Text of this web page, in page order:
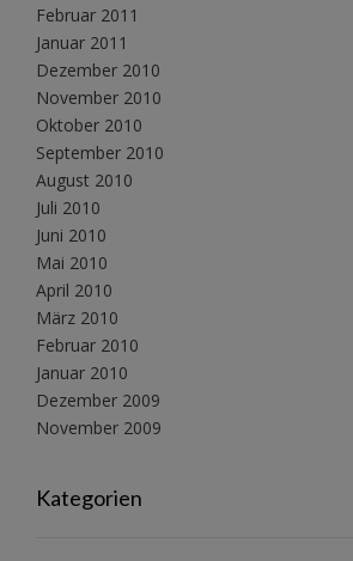
Februar 2011
Januar 2011
Dezember 2010
November 2010
Oktober 2010
September 2010
August 2010
Juli 2010
Juni 2010
Mai 2010
April 2010
März 2010
Februar 2010
Januar 2010
Dezember 2009
November 2009
Kategorien